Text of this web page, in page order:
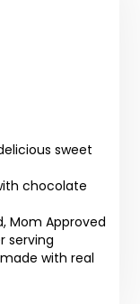
sweet
chocolate
Mom Approved
serving
with real